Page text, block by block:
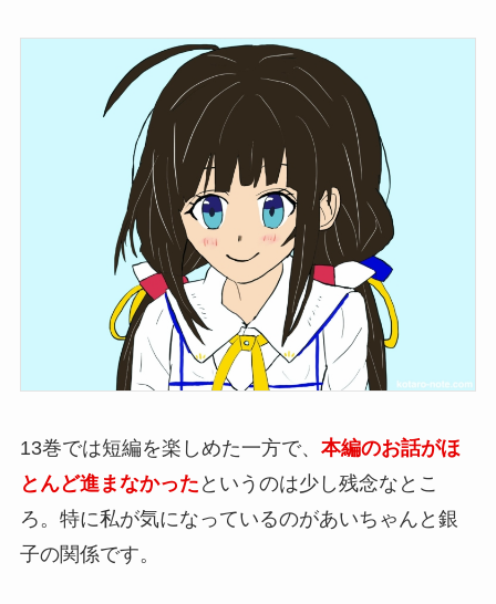
13巻では短編を楽しめた一方で、 本編のお話がほ
とんど進まなかった というのは少し残念なとこ
ろ。特に私が気になっているのがあいちゃんと銀
子の関係です。